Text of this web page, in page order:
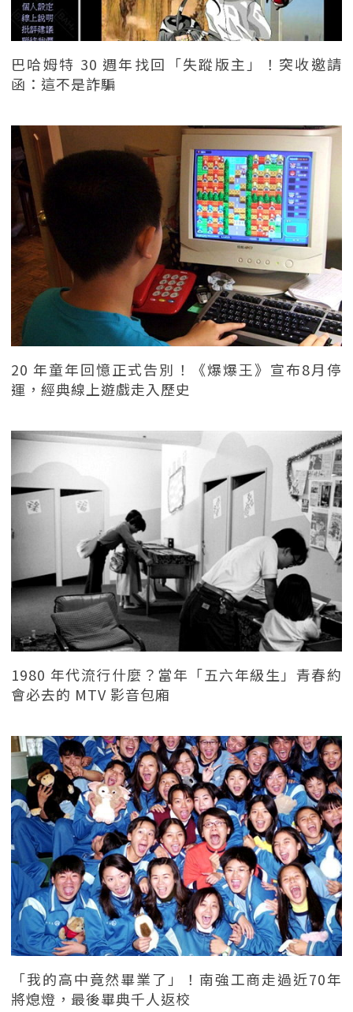
巴哈姆特 30 週年找回「失蹤版主」！突收邀請
函：這不是詐騙
20 年童年回憶正式告別！《爆爆王》宣布8月停
運，經典線上遊戲走入歷史
1980 年代流行什麼？當年「五六年級生」青春約
會必去的 MTV 影音包廂
「我的高中竟然畢業了」！南強工商走過近70年
將熄燈，最後畢典千人返校